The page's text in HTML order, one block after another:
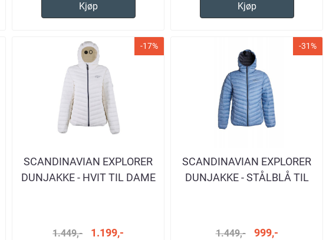
Kjøp Kjøp
-17%
SCANDINAVIAN EXPLORER
DUNJAKKE - HVIT TIL DAME
1.449,- 1.199,-
-31%
SCANDINAVIAN EXPLORER
DUNJAKKE - STÅLBLÅ TIL
1.449,- 999,-